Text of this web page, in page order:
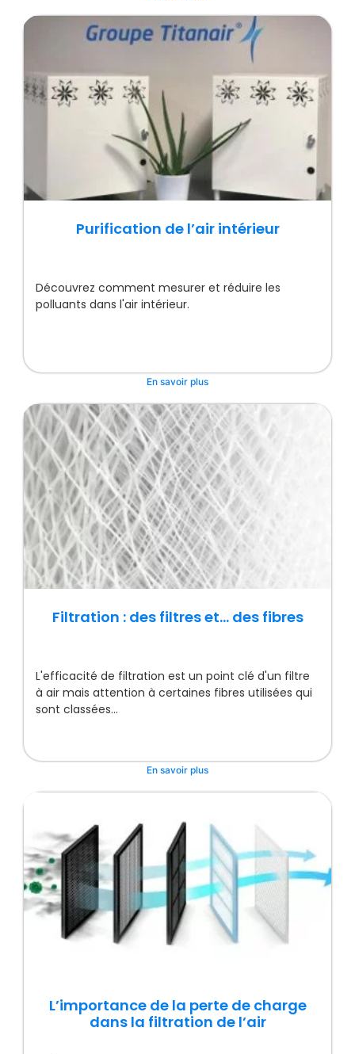
Purification de l’air intérieur
Découvrez comment mesurer et réduire les
polluants dans l'air intérieur.
En savoir plus
Filtration : des filtres et… des fibres
L'efficacité de filtration est un point clé d'un filtre
à air mais attention à certaines fibres utilisées qui
sont classées...
En savoir plus
L’importance de la perte de charge
dans la filtration de l’air